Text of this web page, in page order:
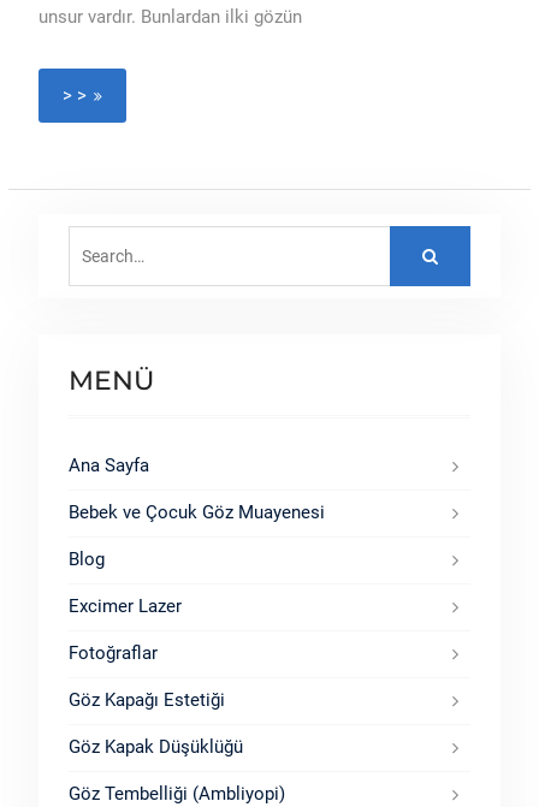
unsur vardır. Bunlardan ilki gözün
> >
for:
MENÜ
Ana Sayfa
Bebek ve Çocuk Göz Muayenesi
Blog
Excimer Lazer
Fotoğraflar
Göz Kapağı Estetiği
Göz Kapak Düşüklüğü
Göz Tembelliği (Ambliyopi)